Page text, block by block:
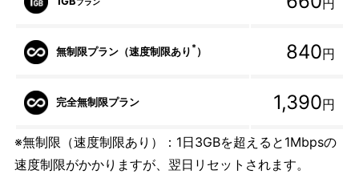
円
無制限プラン（速度制限あり * ） 840円
完全無制限プラン 1,390円
※無制限（速度制限あり）：1日3GBを超えると1Mbpsの
速度制限がかかりますが、翌日リセットされます。